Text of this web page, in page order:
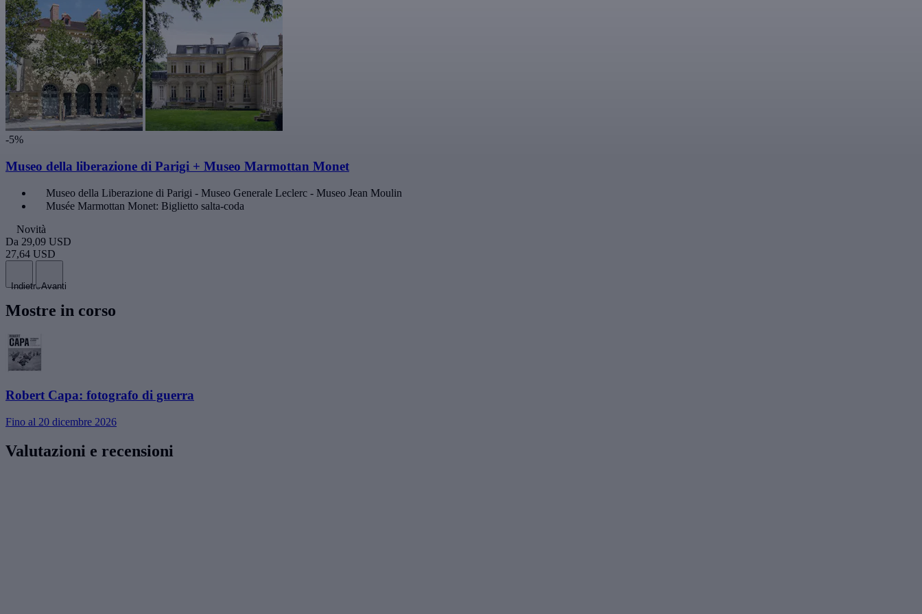
-5%
Museo della liberazione di Parigi + Museo Marmottan Monet
Museo della Liberazione di Parigi - Museo Generale Leclerc - Museo Jean Moulin
Musée Marmottan Monet: Biglietto salta-coda
Novità
Da 29,09 USD
27,64 USD
IndietroAvanti
Mostre in corso
Robert Capa: fotografo di guerra
Fino al 20 dicembre 2026
Valutazioni e recensioni